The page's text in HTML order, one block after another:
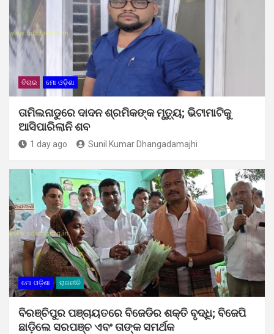
ବିଚାର ମୋ ଓଡ଼ିଶା
ତାମିଲନାଡୁରେ ଦାଦନ ଶ୍ରମିକଙ୍କ ମୃତ୍ୟୁ; ଭିଟାମାଟିକୁ
ଆସିପାରିଲାନି ଶବ
1 day ago Sunil Kumar Dhangadamajhi
ମୋ ଓଡ଼ିଶା ରାଜନୀତି
ବିରଞ୍ଚିପୁର ପଞ୍ଚାୟତରେ ବିଜେଡିର ଶକ୍ତି ବୃଦ୍ଧି; ବିଜେପି
ଛାଡ଼ିଲେ ସରପଞ୍ଚ ଏବଂ ତାଙ୍କ ସମର୍ଥକ